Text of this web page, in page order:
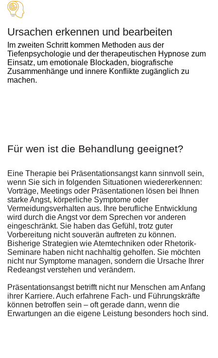
Ursachen erkennen und bearbeiten
Im zweiten Schritt kommen Methoden aus der
Tiefenpsychologie und der therapeutischen Hypnose zum
Einsatz, um emotionale Blockaden, biografische
Zusammenhänge und innere Konflikte zugänglich zu
machen.
Für wen ist die Behandlung geeignet?
Eine Therapie bei Präsentationsangst kann sinnvoll sein,
wenn Sie sich in folgenden Situationen wiedererkennen:
Vorträge, Meetings oder Präsentationen lösen bei Ihnen
starke Angst, körperliche Symptome oder
Vermeidungsverhalten aus. Ihre berufliche Entwicklung
wird durch die Angst vor dem Sprechen vor anderen
eingeschränkt. Sie haben das Gefühl, trotz guter
Vorbereitung nicht souverän auftreten zu können.
Bisherige Strategien wie Atemtechniken oder Rhetorik-
Seminare haben nicht nachhaltig geholfen. Sie möchten
nicht nur Symptome managen, sondern die Ursache Ihrer
Redeangst verstehen und verändern.
Präsentationsangst betrifft nicht nur Menschen am Anfang
ihrer Karriere. Auch erfahrene Fach- und Führungskräfte
können betroffen sein – oft gerade dann, wenn die
Erwartungen an die eigene Leistung besonders hoch sind.